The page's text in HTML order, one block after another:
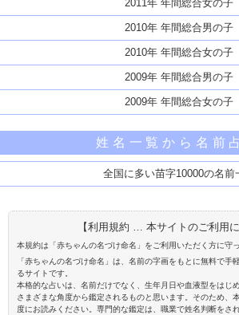
2011年 年間総合女の子
2010年 年間総合男の子
2010年 年間総合女の子
2009年 年間総合男の子
2009年 年間総合女の子
姓名一覧から名前
全国に多い苗字10000の名前
【利用規約 … 本サイトのご利用に
本規約は「赤ちゃんの名づけ命名」をご利用いただく方に守
「赤ちゃんの名づけ命名」は、名前の字画をもとに無料で手
るサイトです。
本格的な占いは、名前だけでなく、生年月日や血液型をはじ
さまざまな角度から鑑定されるものと思います。そのため、
度にお読みください。専門的な鑑定は、職業で姓名判断をさ